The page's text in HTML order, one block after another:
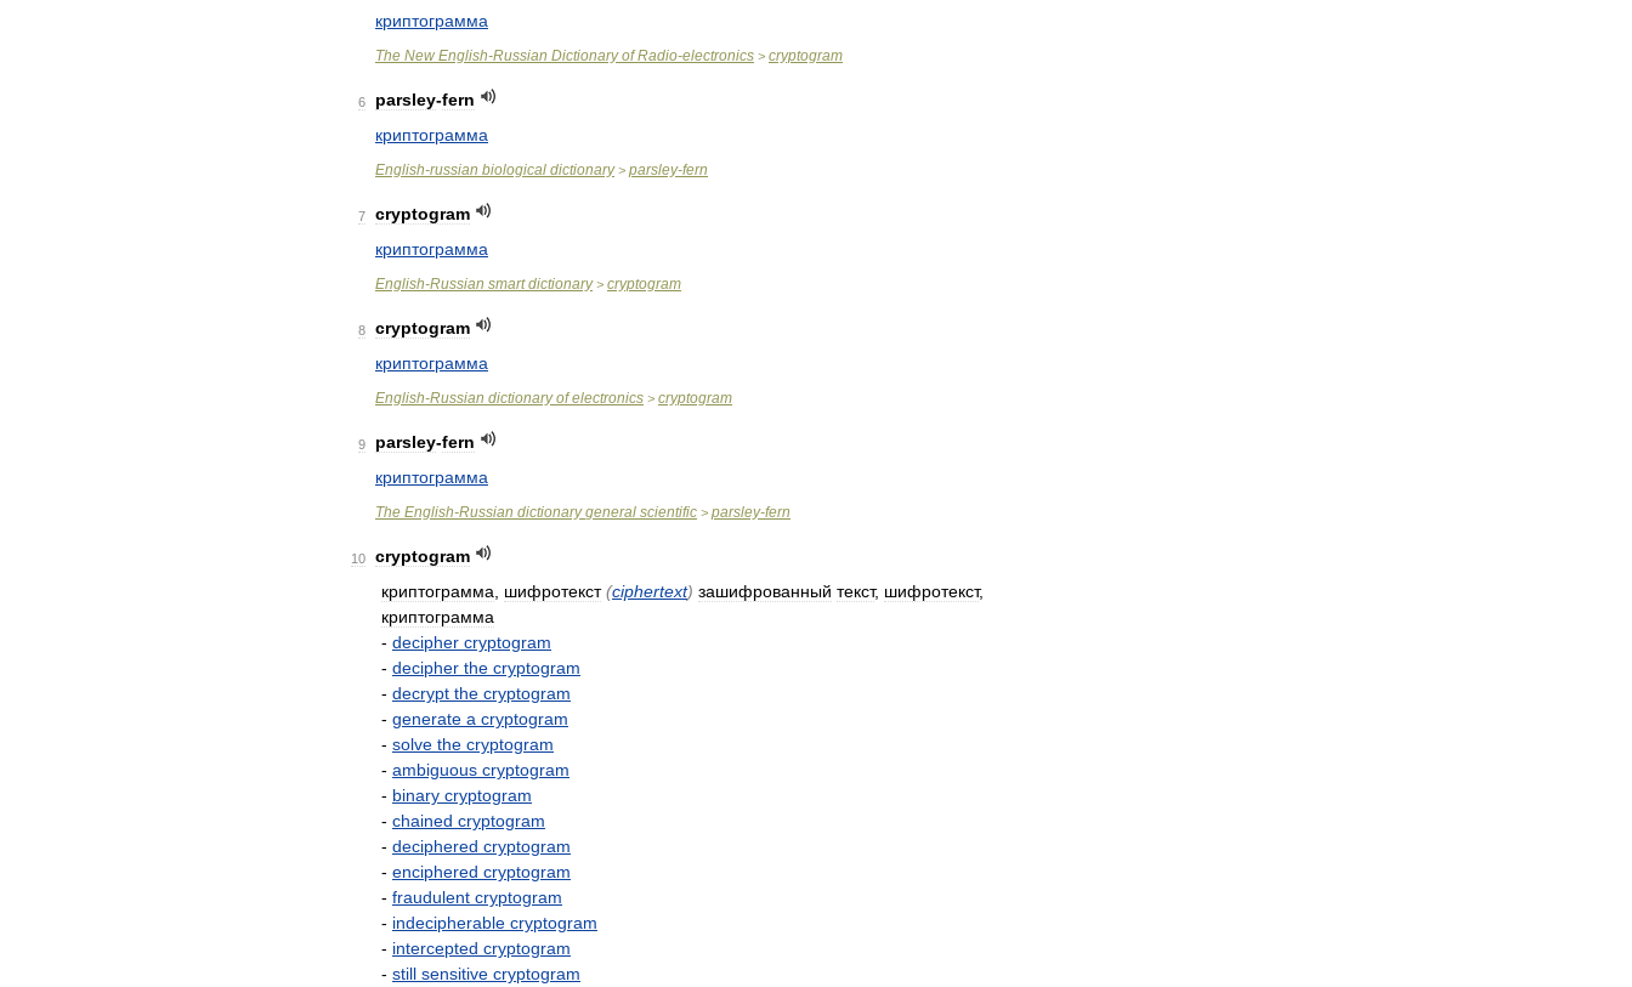
криптограмма
The New English-Russian Dictionary of Radio-electronics > cryptogram
6 parsley-fern
криптограмма
English-russian biological dictionary> parsley-fern
7
cryptogram
криптограмма
English-Russian smart dictionary> cryptogram
8
cryptogram
криптограмма
English-Russian dictionary of electronics > cryptogram
9 parsley-fern
криптограмма
The English-Russian dictionary general scientific > parsley-fern
10
cryptogram
криптограмма
шифротекст (ciphertext) зашифрованный текст, шифротекст,
криптограмма
- decipher cryptogram
- decipher the cryptogram
- decrypt the cryptogram
- generate a cryptogram
- solve the cryptogram
- ambiguous cryptogram
- binary cryptogram
- chained cryptogram
- deciphered cryptogram
- enciphered cryptogram
- fraudulent cryptogram
- indecipherable cryptogram
- intercepted cryptogram
- still sensitive cryptogram